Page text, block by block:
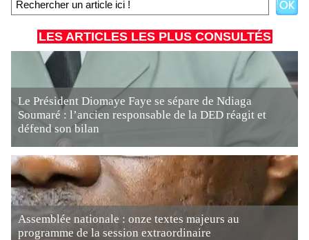
LES ARTICLES LES PLUS CONSULTÉS
Le Président Diomaye Faye se sépare de Ndiaga
Soumaré : l’ancien responsable de la DED réagit et
défend son bilan
Assemblée nationale : onze textes majeurs au
programme de la session extraordinaire